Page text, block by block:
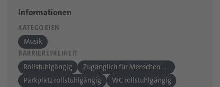
Informationen
KATEGORIEN
Musik
BARRIEREFREIHEIT
Rollstuhlgängig
Zugänglich für Menschen mit einer Gehbehinderung
Parkplatz rollstuhlgängig
WC rollstuhlgängig